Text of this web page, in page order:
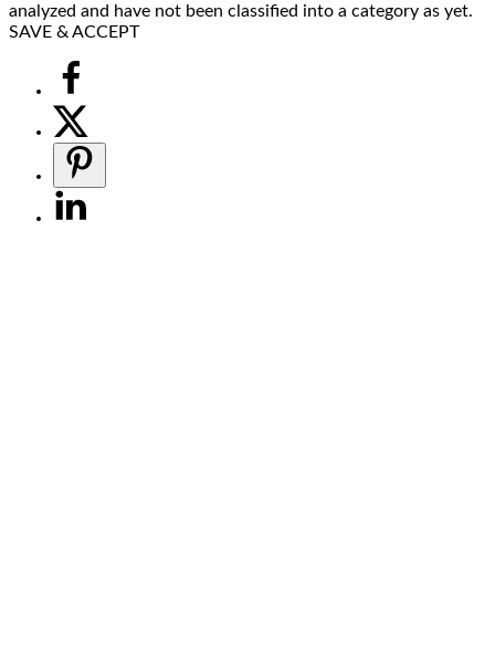
analyzed and have not been classified into a category as yet.
SAVE & ACCEPT